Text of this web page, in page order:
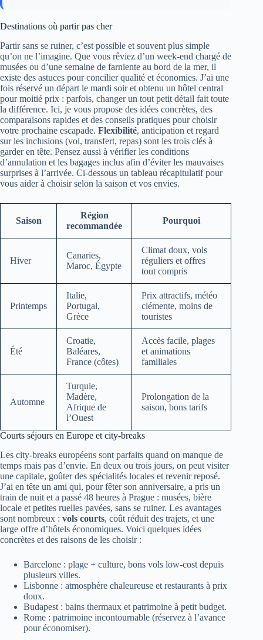
Destinations où partir pas cher
Partir sans se ruiner, c’est possible et souvent plus simple
qu’on ne l’imagine. Que vous rêviez d’un week-end chargé de
musées ou d’une semaine de farniente au bord de la mer, il
existe des astuces pour concilier qualité et économies. J’ai une
fois réservé un départ le mardi soir et obtenu un hôtel central
pour moitié prix : parfois, changer un tout petit détail fait toute
la différence. Ici, je vous propose des idées concrètes, des
comparaisons rapides et des conseils pratiques pour choisir
votre prochaine escapade. Flexibilité, anticipation et regard
sur les inclusions (vol, transfert, repas) sont les trois clés à
garder en tête. Pensez aussi à vérifier les conditions
d’annulation et les bagages inclus afin d’éviter les mauvaises
surprises à l’arrivée. Ci‑dessous un tableau récapitulatif pour
vous aider à choisir selon la saison et vos envies.
Saison
Région
recommandée
Pourquoi
Hiver
Canaries,
Maroc, Égypte
Climat doux, vols
réguliers et offres
tout compris
Printemps
Italie,
Portugal,
Grèce
Prix attractifs, météo
clémente, moins de
touristes
Été
Croatie,
Baléares,
France (côtes)
Accès facile, plages
et animations
familiales
Automne
Turquie,
Madère,
Afrique de
l’Ouest
Prolongation de la
saison, bons tarifs
Courts séjours en Europe et city-breaks
Les city‑breaks européens sont parfaits quand on manque de
temps mais pas d’envie. En deux ou trois jours, on peut visiter
une capitale, goûter des spécialités locales et revenir reposé.
J’ai en tête un ami qui, pour fêter son anniversaire, a pris un
train de nuit et a passé 48 heures à Prague : musées, bière
locale et petites ruelles pavées, sans se ruiner. Les avantages
sont nombreux : vols courts, coût réduit des trajets, et une
large offre d’hôtels économiques. Voici quelques idées
concrètes et des raisons de les choisir :
Barcelone : plage + culture, bons vols low‑cost depuis
plusieurs villes.
Lisbonne : atmosphère chaleureuse et restaurants à prix
doux.
Budapest : bains thermaux et patrimoine à petit budget.
Rome : patrimoine incontournable (réservez à l’avance
pour économiser).